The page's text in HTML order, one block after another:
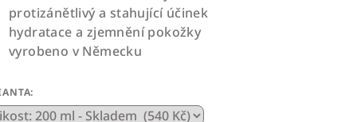
protizánětlivý a stahující účinek
hydratace a zjemnění pokožky
vyrobeno v Německu